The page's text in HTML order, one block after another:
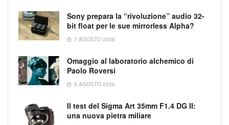
Sony prepara la “rivoluzione” audio 32-
bit float per le sue mirrorless Alpha?
7 AGOSTO 2026
Omaggio al laboratorio alchemico di
Paolo Roversi
6 AGOSTO 2026
Il test del Sigma Art 35mm F1.4 DG II:
una nuova pietra miliare